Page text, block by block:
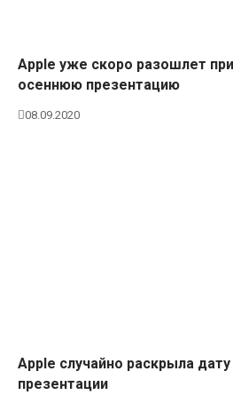
Apple уже скоро разошлет
осеннюю презентацию
08.09.2020
Apple случайно раскрыла
презентации